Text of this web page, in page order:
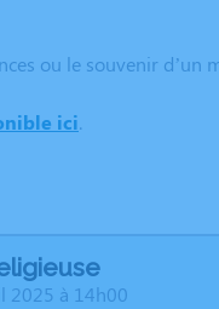
ou le souvenir d’un
ici.
2025 à 14h00